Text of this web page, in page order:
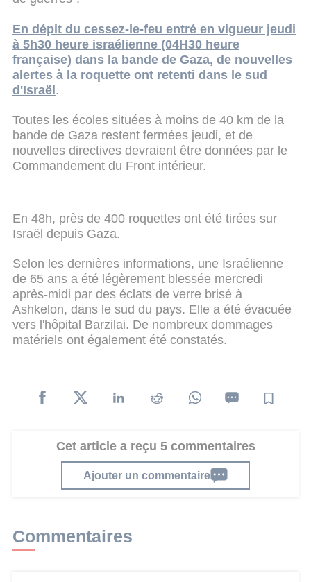
En dépit du cessez-le-feu entré en vigueur jeudi
à 5h30 heure israélienne (04H30 heure
française) dans la bande de Gaza, de nouvelles
alertes à la roquette ont retenti dans le sud
d'Israël.
Toutes les écoles situées à moins de 40 km de la
bande de Gaza restent fermées jeudi, et de
nouvelles directives devraient être données par le
Commandement du Front intérieur.
En 48h, près de 400 roquettes ont été tirées sur
Israël depuis Gaza.
Selon les dernières informations, une Israélienne
de 65 ans a été légèrement blessée mercredi
après-midi par des éclats de verre brisé à
Ashkelon, dans le sud du pays. Elle a été évacuée
vers l'hôpital Barzilai. De nombreux dommages
matériels ont également été constatés.
Cet article a reçu 5 commentaires
Ajouter un commentaire
Commentaires